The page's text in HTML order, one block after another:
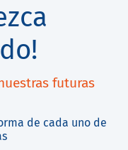
futuras
de cada uno de